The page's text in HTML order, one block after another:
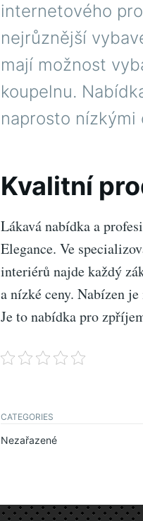
internetového
nejrůznější
mají možnost
koupelnu.
naprosto nízkými
Kvalitní
Lákavá nabídka a
Elegance. Ve
interiérů najde každý
a nízké ceny. Nabízen
Je to nabídka pro
CATEGORIES
Nezařazené